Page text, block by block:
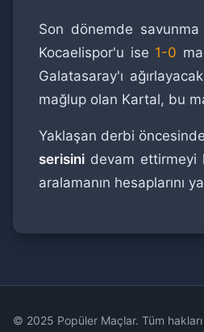
Son dönemde
Kocaelispor'u ise 1-0
Galatasaray'ı
mağlup olan Kartal, bu
Yaklaşan derbi
serisini devam ettirmeyi
aralamanın hesaplarını
© 2025 Popüler Maçlar. Tüm hakları